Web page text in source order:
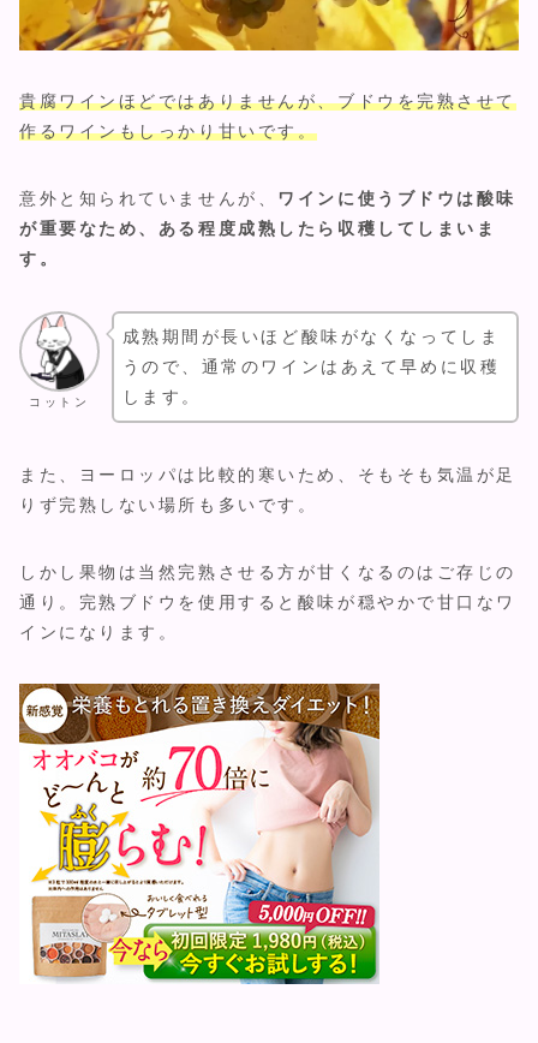
貴腐ワインほどではありませんが、ブドウを完熟させて
作るワインもしっかり甘いです。
意外と知られていませんが、
ワインに使うブドウは酸味
が重要なため、ある程度成熟したら収穫してしまいま
す。
コットン
成熟期間が長いほど酸味がなくなってしま
うので、通常のワインはあえて早めに収穫
します。
また、ヨーロッパは比較的寒いため、そもそも気温が足
りず完熟しない場所も多いです。
しかし果物は当然完熟させる方が甘くなるのはご存じの
通り。完熟ブドウを使用すると酸味が穏やかで甘口なワ
インになります。